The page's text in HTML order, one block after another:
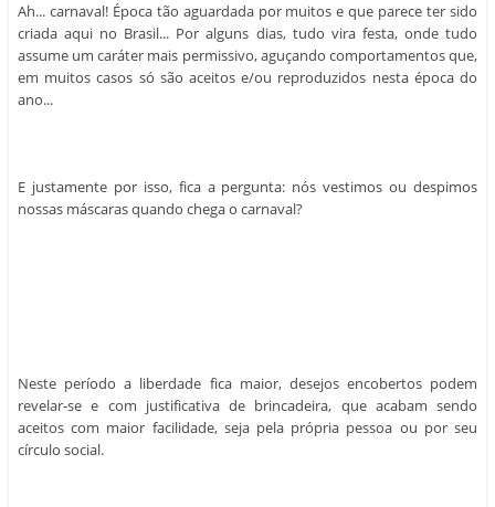
Ah... carnaval! Época tão aguardada por muitos e que parece ter sido
criada aqui no Brasil... Por alguns dias, tudo vira festa, onde tudo
assume um caráter mais permissivo, aguçando comportamentos que,
em muitos casos só são aceitos e/ou reproduzidos nesta época do
ano...
E justamente por isso, fica a pergunta: nós vestimos ou despimos
nossas máscaras quando chega o carnaval?
Neste período a liberdade fica maior, desejos encobertos podem
revelar-se e com justificativa de brincadeira, que acabam sendo
aceitos com maior facilidade, seja pela própria pessoa ou por seu
círculo social.